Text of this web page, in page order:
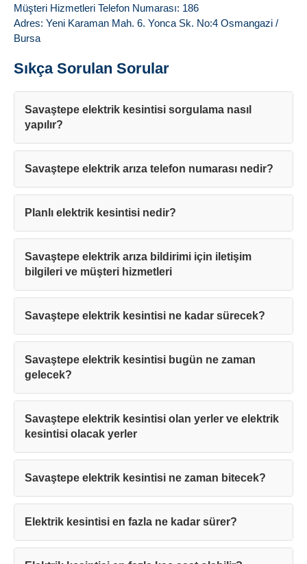
Müşteri Hizmetleri Telefon Numarası: 186
Adres: Yeni Karaman Mah. 6. Yonca Sk. No:4 Osmangazi /
Bursa
Sıkça Sorulan Sorular
Savaştepe elektrik kesintisi sorgulama nasıl
yapılır?
Savaştepe elektrik arıza telefon numarası nedir?
Planlı elektrik kesintisi nedir?
Savaştepe elektrik arıza bildirimi için iletişim
bilgileri ve müşteri hizmetleri
Savaştepe elektrik kesintisi ne kadar sürecek?
Savaştepe elektrik kesintisi bugün ne zaman
gelecek?
Savaştepe elektrik kesintisi olan yerler ve elektrik
kesintisi olacak yerler
Savaştepe elektrik kesintisi ne zaman bitecek?
Elektrik kesintisi en fazla ne kadar sürer?